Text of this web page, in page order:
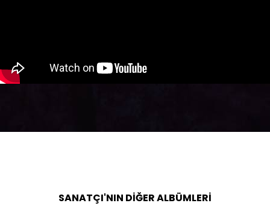
SANATÇI'NIN DIĞER ALBÜMLERI